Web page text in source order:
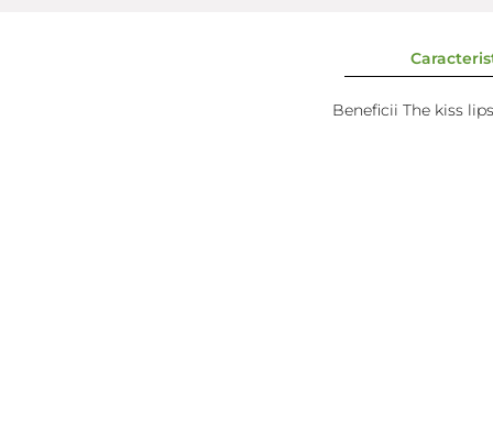
Beneficii The kiss